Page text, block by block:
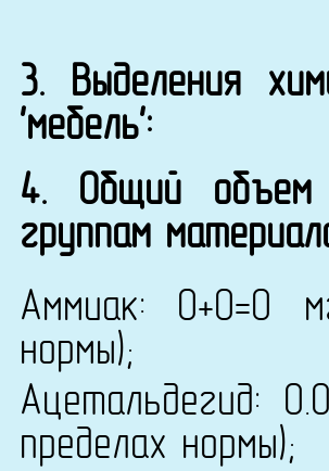
3. Выделения
'мебель':
4. Общий объем
группам
Аммиак: 0+0=0
нормы);
Ацетальдегид:
пределах нормы);